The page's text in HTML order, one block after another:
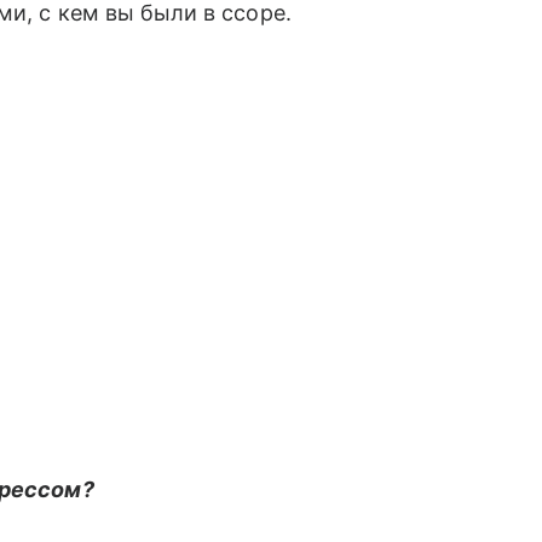
с кем вы были в ссоре.